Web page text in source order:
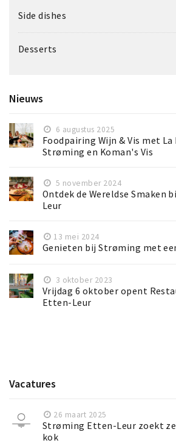
Side dishes
Desserts
Nieuws
6 augustus 2025
Foodpairing Wijn & Vis met
Strøming en Koman's Vis
5 november 2024
Ontdek de Wereldse Smaken
Leur
13 mei 2024
Genieten bij Strøming met
3 oktober 2023
Vrijdag 6 oktober opent
Etten-Leur
Vacatures
26 maart 2025
Strøming Etten-Leur zoekt
kok